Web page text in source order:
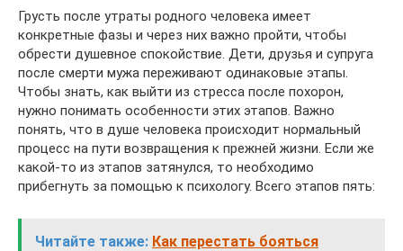
Грусть после утраты родного человека имеет
конкретные фазы и через них важно пройти, чтобы
обрести душевное спокойствие. Дети, друзья и супруга
после смерти мужа переживают одинаковые этапы.
Чтобы знать, как выйти из стресса после похорон,
нужно понимать особенности этих этапов. Важно
понять, что в душе человека происходит нормальный
процесс на пути возвращения к прежней жизни. Если же
какой-то из этапов затянулся, то необходимо
прибегнуть за помощью к психологу. Всего этапов пять:
Читайте также: Как перестать бояться